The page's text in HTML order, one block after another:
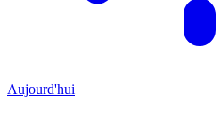
Aujourd'hui